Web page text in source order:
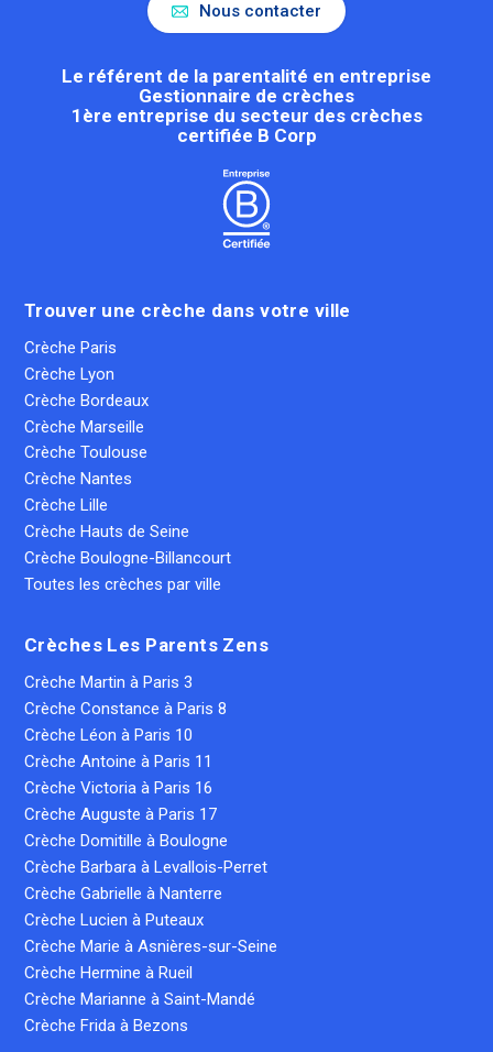
Nous contacter
Le référent de la parentalité en entreprise
Gestionnaire de crèches
1ère entreprise du secteur des crèches
certifiée B Corp
Trouver une crèche dans votre ville
Crèche Paris
Crèche Lyon
Crèche Bordeaux
Crèche Marseille
Crèche Toulouse
Crèche Nantes
Crèche Lille
Crèche Hauts de Seine
Crèche Boulogne-Billancourt
Toutes les crèches par ville
Crèches Les Parents Zens
Crèche Martin à Paris 3
Crèche Constance à Paris 8
Crèche Léon à Paris 10
Crèche Antoine à Paris 11
Crèche Victoria à Paris 16
Crèche Auguste à Paris 17
Crèche Domitille à Boulogne
Crèche Barbara à Levallois-Perret
Crèche Gabrielle à Nanterre
Crèche Lucien à Puteaux
Crèche Marie à Asnières-sur-Seine
Crèche Hermine à Rueil
Crèche Marianne à Saint-Mandé
Crèche Frida à Bezons